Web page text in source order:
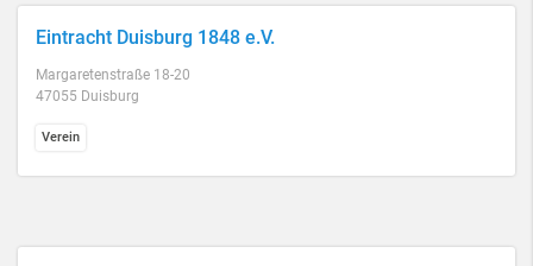
Eintracht Duisburg 1848 e.V.
Margaretenstraße 18-20
47055 Duisburg
Verein